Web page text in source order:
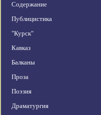
Содержание
Публицистика
"Курск"
Кавказ
Балканы
Проза
Поэзия
Драматургия